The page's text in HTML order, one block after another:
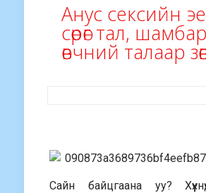
Анус сексийн
сөрөг тал,
өвчний талаар
Сайн байцгаана уу?